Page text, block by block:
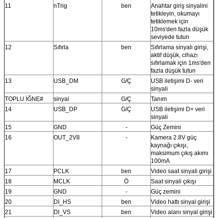
11
nTrig ben
Anahtar giriş sinyalini
tetikleyin, okumayı
tetiklemek için
10ms'den fazla düşük
seviyede tutun
12
Sıfırla ben
Sıfırlama sinyali girişi,
aktif düşük, cihazı
sıfırlamak için 1ms'den
fazla düşük tutun
13
USB_DM G/Ç
USB iletişimi D- veri
sinyali
TOPLU İĞNE#
sinyal G/Ç
Tanım
14
USB_DP G/Ç
USB iletişimi D+ veri
sinyali
15
GND -
Güç Zemini
16
OUT_2V8 -
Kamera 2.8V güç
kaynağı çıkışı,
maksimum çıkış akımı
100mA
17
PCLK ben
Video saat sinyali girişi
18
MCLK Ö
Saat sinyali çıkışı
19
GND -
Güç zemini
20
DI_HS ben
Video hattı sinyal girişi
21
DI_VS ben
Video alanı sinyal girişi